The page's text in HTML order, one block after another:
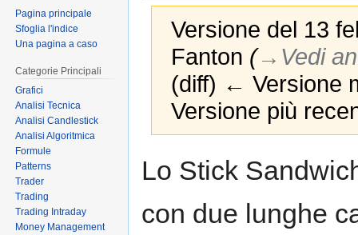
Versione del 13
Fanton (→‎Vedi
(diff) ← Versione
Versione più
Lo Stick
con due lunghe
Pagina principale
Sfoglia l'indice
Una pagina a caso
Categorie Principali
Grafici
Analisi Tecnica
Analisi Candlestick
Analisi Algoritmica
Formule
Patterns
Trader
Trading
Trading Intraday
Money Management